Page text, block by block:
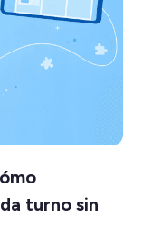
turno sin